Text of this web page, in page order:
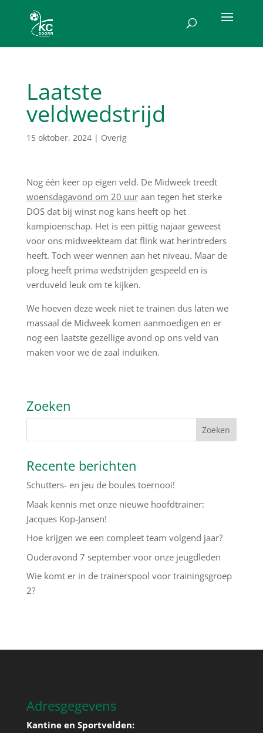
Laatste
veldwedstrijd
15 oktober, 2024| Overig
Nog één keer op eigen veld. De Midweek treedt
woensdagavond om 20 uuraan tegen het sterke
DOS dat bij winst nog kans heeft op het
kampioenschap. Het is een pittig najaar geweest
voor ons midweekteam dat flink wat herintreders
heeft. Toch weer wennen aan het niveau. Maar de
ploeg heeft prima wedstrijden gespeeld en is
verduveld leuk om te kijken.
We hoeven deze week niet te trainen dus laten we
massaal de Midweek komen aanmoedigen en er
nog een laatste gezellige avond op ons veld van
maken voor we de zaal induiken.
Zoeken
Recente berichten
Schutters- en jeu de boules toernooi!
Maak kennis met onze nieuwe hoofdtrainer:
Jacques Kop-Jansen!
Hoe krijgen we een compleet team volgend jaar?
Ouderavond 7 september voor onze jeugdleden
Wie komt er in de trainerspool voor trainingsgroep
2?
Adresgegevens
Kantine en Sportvelden: